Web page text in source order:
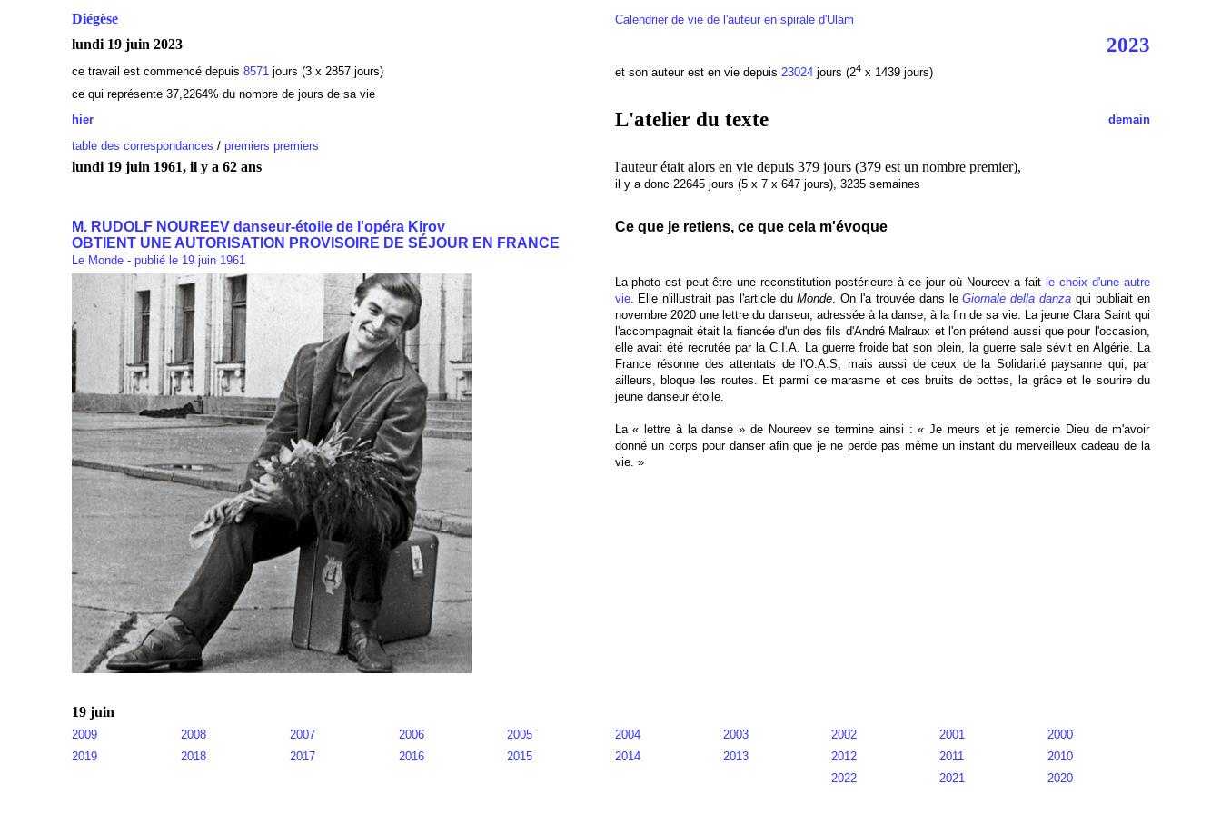
Diégèse Calendrier de vie de l'auteur en spirale d'Ulam
lundi 19 juin 2023 2023
ce travail est commencé depuis 8571jours (3 x 2857 jours) et son auteur est en vie depuis 23024jours (24x 1439 jours)
ce qui représente 37,2264% du nombre de jours de sa vie
hier
L'atelier du texte
demain
table des correspondances / premiers premiers
lundi 19 juin 1961, il y a 62 ans l'auteur était alors en vie depuis 379 jours (379 est un nombre premier),
il y a donc 22645 jours (5 x 7 x 647 jours), 3235 semaines
M. RUDOLF NOUREEV danseur-étoile de l'opéra Kirov
OBTIENT UNE AUTORISATION PROVISOIRE DE SÉJOUR EN FRANCE
Le Monde - publié le 19 juin 1961
Ce que je retiens, ce que cela m'évoque
La photo est peut-être une reconstitution postérieure à ce jour où Noureev a fait le choix d'une autre
vie. Elle n'illustrait pas l'article duMonde. On l'a trouvée dans leGiornale della danza qui publiait en
novembre 2020 une lettre du danseur, adressée à la danse, à la fin de sa vie. La jeune Clara Saint qui
l'accompagnait était la fiancée d'un des fils d'André Malraux et l'on prétend aussi que pour l'occasion,
elle avait été recrutée par la C.I.A. La guerre froide bat son plein, la guerre sale sévit en Algérie. La
France résonne des attentats de l'O.A.S, mais aussi de ceux de la Solidarité paysanne qui, par
ailleurs, bloque les routes. Et parmi ce marasme et ces bruits de bottes, la grâce et le sourire du
jeune danseur étoile.
La « lettre à la danse » de Noureev se termine ainsi : « Je meurs et je remercie Dieu de m'avoir
donné un corps pour danser afin que je ne perde pas même un instant du merveilleux cadeau de la
vie. »
19 juin
2009 2008 2007 2006 2005 2004 2003 2002 2001
2000
2019
2018 2017 2016 2015 2014 2013 2012 2011
2010
2022
2021 2020